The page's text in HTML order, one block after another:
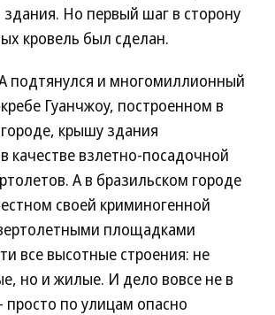
здания. Но первый шаг в сторону
кровель был сделан.
подтянулся и многомиллионный
Гуанчжоу, построенном в
крышу здания
качестве взлетно-посадочной
А в бразильском городе
своей криминогенной
площадками
все высотные строения: не
но и жилые. И дело вовсе не в
просто по улицам опасно